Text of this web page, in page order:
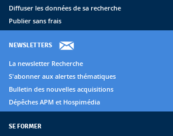
Diffuser les données de sa recherche
Publier sans frais
NEWSLETTERS
La newsletter Recherche
S'abonner aux alertes thématiques
Bulletin des nouvelles acquisitions
Dépêches APM et Hospimédia
SE FORMER